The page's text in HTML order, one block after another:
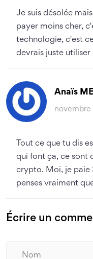
Je suis désolée
payer moins cher,
technologie, c'est
devrais juste utiliser
Anaïs
novembre
Tout ce que tu dis
qui font ça, ce sont
crypto. Moi, je
penses vraiment
Écrire un